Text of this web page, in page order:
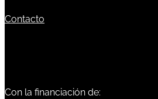
Contacto
Con la financiación de: